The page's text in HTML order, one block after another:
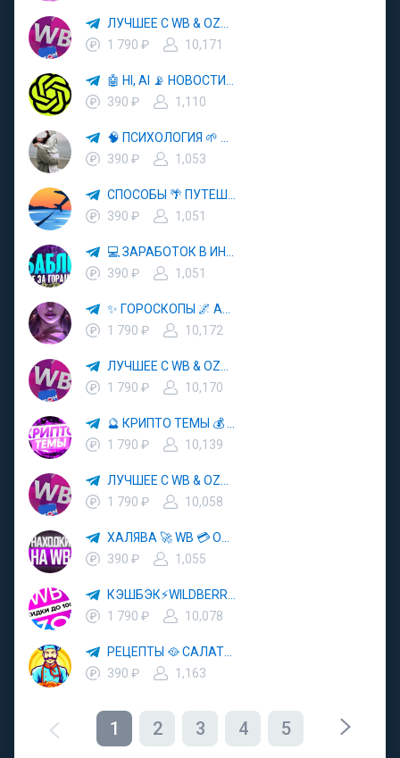
1 790 ₽
10,171
390 ₽
1,110
390 ₽
1,053
390 ₽
1,051
390 ₽
1,051
1 790 ₽
10,172
1 790 ₽
10,170
1 790 ₽
10,139
1 790 ₽
10,058
390 ₽
1,055
1 790 ₽
10,078
390 ₽
1,163
1 2 3 4 5